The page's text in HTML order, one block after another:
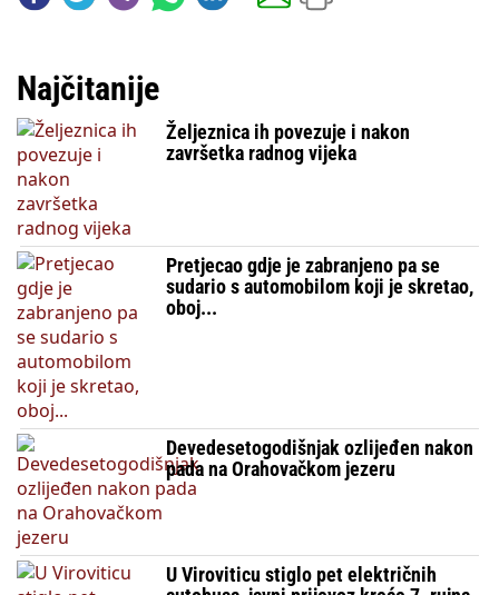
Najčitanije
Željeznica ih povezuje i nakon
završetka radnog vijeka
Pretjecao gdje je zabranjeno pa se
sudario s automobilom koji je skretao,
oboj...
Devedesetogodišnjak ozlijeđen nakon
pada na Orahovačkom jezeru
U Viroviticu stiglo pet električnih